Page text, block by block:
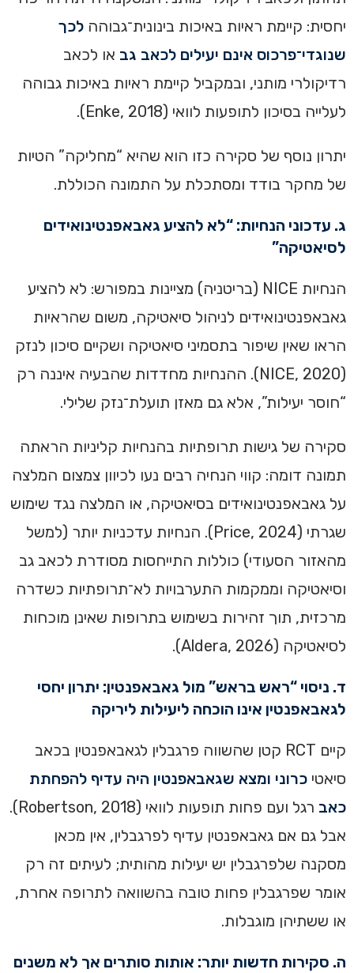
יחסית: קיימת ראיות באיכות בינונית־גבוהה לכך
שנוגדי־פרכוס אינם יעילים לכאב גב או לכאב
רדיקולרי מותני, ובמקביל קיימת ראיות באיכות גבוהה
לעלייה בסיכון לתופעות לוואי (Enke, 2018).
יתרון נוסף של סקירה כזו הוא שהיא “מחליקה” הטיות
של מחקר בודד ומסתכלת על התמונה הכוללת.
ג. עדכוני הנחיות: “לא להציע גאבאפנטינואידים
לסיאטיקה”
הנחיות NICE (בריטניה) מציינות במפורש: לא להציע
גאבאפנטינואידים לניהול סיאטיקה, משום שהראיות
הראו שאין שיפור בתסמיני סיאטיקה ושקיים סיכון לנזק
(NICE, 2020). ההנחיות מחדדות שהבעיה איננה רק
“חוסר יעילות”, אלא גם מאזן תועלת־נזק שלילי.
סקירה של גישות תרופתיות בהנחיות קליניות הראתה
תמונה דומה: קווי הנחיה רבים נעו לכיוון צמצום המלצה
על גאבאפנטינואידים בסיאטיקה, או המלצה נגד שימוש
שגרתי (Price, 2024). הנחיות עדכניות יותר (למשל
מהאזור הסעודי) כוללות התייחסות מסודרת לכאב גב
וסיאטיקה וממקמות התערבויות לא־תרופתיות כשדרה
מרכזית, תוך זהירות בשימוש בתרופות שאינן מוכחות
לסיאטיקה (Aldera, 2026).
ד. ניסוי “ראש בראש” מול גאבאפנטין: יתרון יחסי
לגאבאפנטין אינו הוכחה ליעילות ליריקה
קיים RCT קטן שהשווה פרגבלין לגאבאפנטין בכאב
סיאטי כרוני ומצא שגאבאפנטין היה עדיף להפחתת
כאב
רגל ועם פחות תופעות לוואי (Robertson, 2018).
אבל גם אם גאבאפנטין עדיף לפרגבלין, אין מכאן
מסקנה שלפרגבלין יש יעילות מהותית; לעיתים זה רק
אומר שפרגבלין פחות טובה בהשוואה לתרופה אחרת,
או ששתיהן מוגבלות.
ה. סקירות חדשות יותר: אותות סותרים אך לא משנים